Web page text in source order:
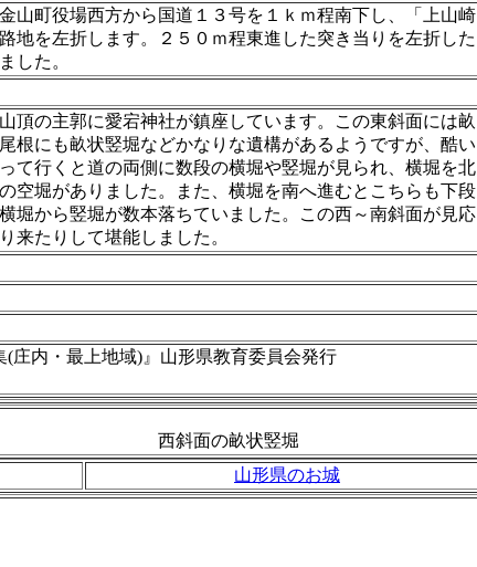
山町役場西方から国道１３号を１ｋｍ程南下し、「上山崎
地を左折します。２５０ｍ程東進した突き当りを左折した
した。
頂の主郭に愛宕神社が鎮座しています。この東斜面には畝
根にも畝状竪堀などかなりな遺構があるようですが、酷い
て行くと道の両側に数段の横堀や竪堀が見られ、横堀を北
空堀がありました。また、横堀を南へ進むとこちらも下段
堀から竪堀が数本落ちていました。この西～南斜面が見応
来たりして堪能しました。
庄内・最上地域)』山形県教育委員会発行
西斜面の畝状竪堀
山形県のお城